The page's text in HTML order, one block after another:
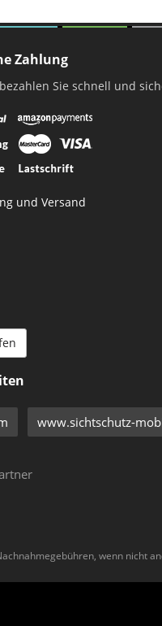
Zahlung
Sie schnell und
und Versand
www.sichtschutz-
wenn nicht